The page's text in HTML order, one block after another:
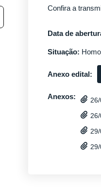
Confira a
Data de
Situação:
Anexo edital:
Anexos: